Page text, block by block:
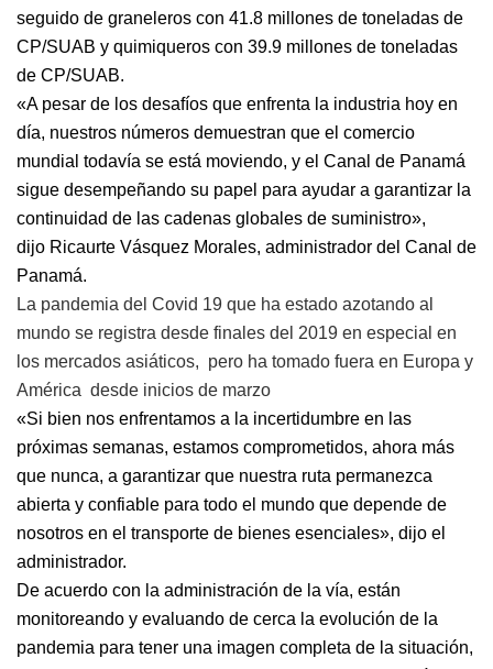
seguido de graneleros con 41.8 millones de toneladas de
CP/SUAB y quimiqueros con 39.9 millones de toneladas
de CP/SUAB.
«A pesar de los desafíos que enfrenta la industria hoy en
día, nuestros números demuestran que el comercio
mundial todavía se está moviendo, y el Canal de Panamá
sigue desempeñando su papel para ayudar a garantizar la
continuidad de las cadenas globales de suministro»,
dijo Ricaurte Vásquez Morales, administrador del Canal de
Panamá.
La pandemia del Covid 19 que ha estado azotando al
mundo se registra desde finales del 2019 en especial en
los mercados asiáticos, pero ha tomado fuera en Europa y
América desde inicios de marzo
«Si bien nos enfrentamos a la incertidumbre en las
próximas semanas, estamos comprometidos, ahora más
que nunca, a garantizar que nuestra ruta permanezca
abierta y confiable para todo el mundo que depende de
nosotros en el transporte de bienes esenciales», dijo el
administrador.
De acuerdo con la administración de la vía, están
monitoreando y evaluando de cerca la evolución de la
pandemia para tener una imagen completa de la situación,